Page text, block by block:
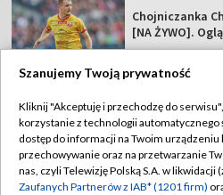
Chojniczanka
[NA ŻYWO].
TVP
Sklep
Polityka
Szanujemy Twoją prywatność
Kliknij "Akceptuję i przechodzę do
korzystanie z technologii automatycznego
dostęp do informacji na Twoim urządzeniu
przechowywanie oraz na przetwarzanie
nas, czyli Telewizję Polską S.A. w likwidacji
Zaufanych Partnerów z IAB* (1201 firm)